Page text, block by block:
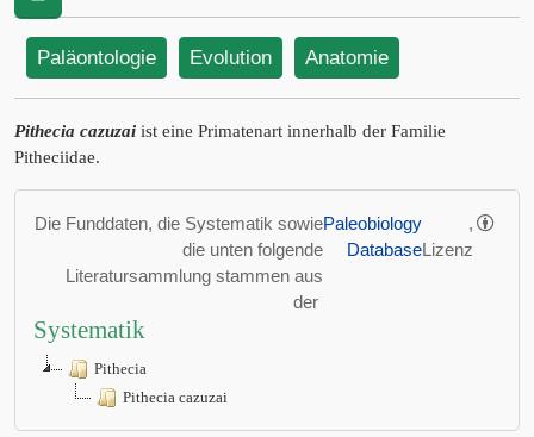
Paläontologie Evolution Anatomie
Pithecia cazuzai ist eine Primatenart innerhalb der Familie
Pitheciidae.
Die Funddaten, die Systematik sowie
die unten folgende
Literatursammlung stammen aus
der
Paleobiology
Database
,
Lizenz
Systematik
Pithecia
Pithecia cazuzai